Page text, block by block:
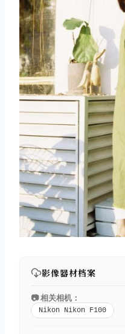
影像器材档案
📷 相关相机：
Nikon Nikon F100